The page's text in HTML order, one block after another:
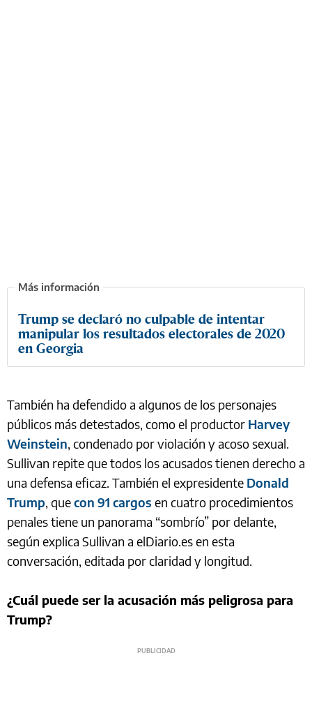
Trump se declaró no culpable de intentar
manipular los resultados electorales de 2020
en Georgia
También ha defendido a algunos de los personajes
públicos más detestados, como el productor Harvey
Weinstein, condenado por violación y acoso sexual.
Sullivan repite que todos los acusados tienen derecho a
una defensa eficaz. También el expresidente Donald
Trump, quecon 91 cargos en cuatro procedimientos
penales tiene un panorama “sombrío” por delante,
según explica Sullivan a elDiario.es en esta
conversación, editada por claridad y longitud.
¿Cuál puede ser la acusación más peligrosa para
Trump?